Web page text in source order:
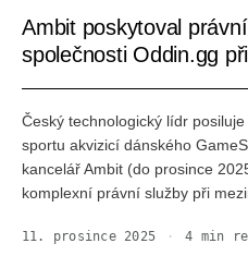
Ambit poskytoval
společnosti Oddin.gg
Český technologický lídr
sportu akvizicí dánského
kancelář Ambit (do prosince
komplexní právní služby při
11. prosince 2025 · 4 min